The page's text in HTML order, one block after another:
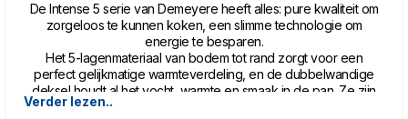
De Intense 5 serie van Demeyere heeft alles: pure kwaliteit om
zorgeloos te kunnen koken, een slimme technologie om
energie te besparen.
Het 5-lagenmateriaal van bodem tot rand zorgt voor een
perfect gelijkmatige warmteverdeling, en de dubbelwandige
deksel houdt al het vocht, warmte en smaak in de pan. Ze zijn
dichtgelast waardoor het deel tussen de wanden als isolator
Verder lezen..